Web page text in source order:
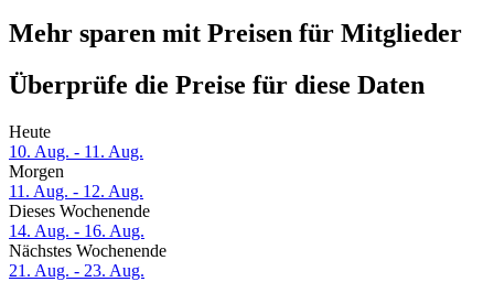
Mehr sparen mit Preisen für Mitglieder
Überprüfe die Preise für diese Daten
Heute
10. Aug. - 11. Aug.
Morgen
11. Aug. - 12. Aug.
Dieses Wochenende
14. Aug. - 16. Aug.
Nächstes Wochenende
21. Aug. - 23. Aug.